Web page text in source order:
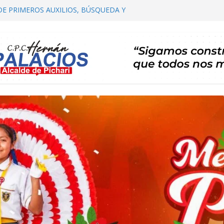
PRIMEROS AUXILIOS, BÚSQUEDA Y
PARTICIPA EN EL PRIMER
COMUNALES
DE PLAN DE DESARROLLO
2026 – 2035 ETAPA DE PROPUESTAS
TE INVITA A SU I FESTIVAL DEL CAFÉ